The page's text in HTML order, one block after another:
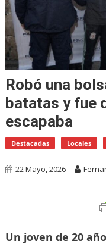
Robó una
batatas y fue
escapaba
Destacadas Locales
22 Mayo, 2026
Un joven de 20